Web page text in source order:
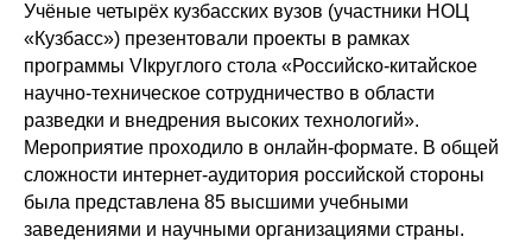
Учёные четырёх кузбасских вузов (участники НОЦ
«Кузбасс») презентовали проекты в рамках
программы VIкруглого стола «Российско-китайское
научно-техническое сотрудничество в области
разведки и внедрения высоких технологий».
Мероприятие проходило в онлайн-формате. В общей
сложности интернет-аудитория российской стороны
была представлена 85 высшими учебными
заведениями и научными организациями страны.